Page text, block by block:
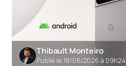
Thibault Monteiro
Publié le 18/06/2026 à 09h24